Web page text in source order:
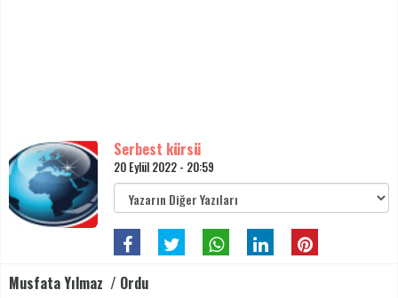
Serbest kürsü
20 Eylül 2022 - 20:59
Musfata Yılmaz / Ordu